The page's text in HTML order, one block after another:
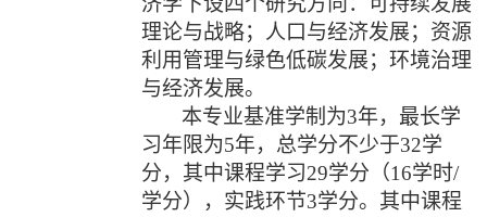
理论与战略；人口与经济发展；资源
利用管理与绿色低碳发展；环境治理
与经济发展。
本专业基准学制为3年，最长学
习年限为5年，总学分不少于32学
分，其中课程学习29学分（16学时/
学分），实践环节3学分。其中课程